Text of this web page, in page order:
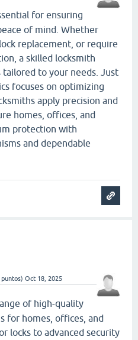
for ensuring
of mind. Whether
replacement, or require
a skilled locksmith
to your needs. Just
focuses on optimizing
apply precision and
homes, offices, and
protection with
and dependable
puntos) Oct 18, 2025
of high-quality
for homes, offices, and
locks to advanced security